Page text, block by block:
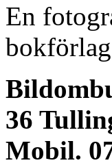
En
36
Mobil.